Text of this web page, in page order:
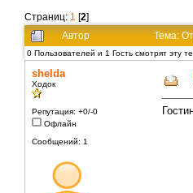
Страниц: 1 [2]
Автор
Тема:
0 Пользователей и 1 Гость смотрят эту
shelda
Ходок
Репутация: +0/-0
Офлайн
Сообщений: 1